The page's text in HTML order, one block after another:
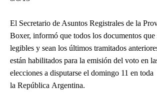
El Secretario de Asuntos Registrales de la
Boxer, informó que todos los documentos que
legibles y sean los últimos tramitados
están habilitados para la emisión del voto en
elecciones a disputarse el domingo 11 en toda
la República Argentina.